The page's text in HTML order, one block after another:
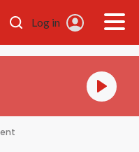
Log in